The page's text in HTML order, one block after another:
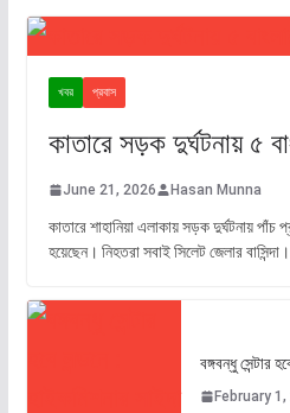
খবর প্রবাস
কাতারে সড়ক দুর্ঘটনায় ৫
June 21, 2026 Hasan Munna
কাতারে শাহানিয়া এলাকায় সড়ক দুর্ঘটনায় পাঁচ
হয়েছেন। নিহতরা সবাই সিলেট জেলার
বঙ্গবন্ধু সেন্টার
February 1,